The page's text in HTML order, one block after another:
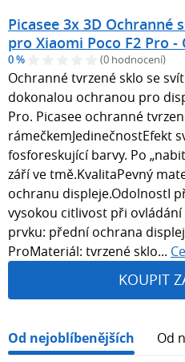
Picasee 3x 3D Ochranné
pro Xiaomi Poco F2 Pro -
0 % (0 hodnocení)
Ochranné tvrzené sklo se
dokonalou ochranou pro
Pro. Picasee ochranné
rámečkemJedinečnostEfekt
fosforeskující barvy. Po
září ve tmě.KvalitaPevný
ochranu displeje.OdolnostI
vysokou citlivost při
prvku: přední ochrana
ProMateriál: tvrzené sklo...
KOUPIT
Od nejoblíbenějších Od